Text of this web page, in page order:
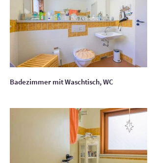
Badezimmer mit Waschtisch, WC